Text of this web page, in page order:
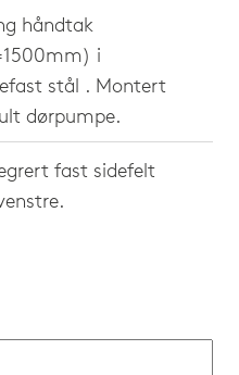
håndtak
i
stål . Montert
dørpumpe.
fast sidefelt